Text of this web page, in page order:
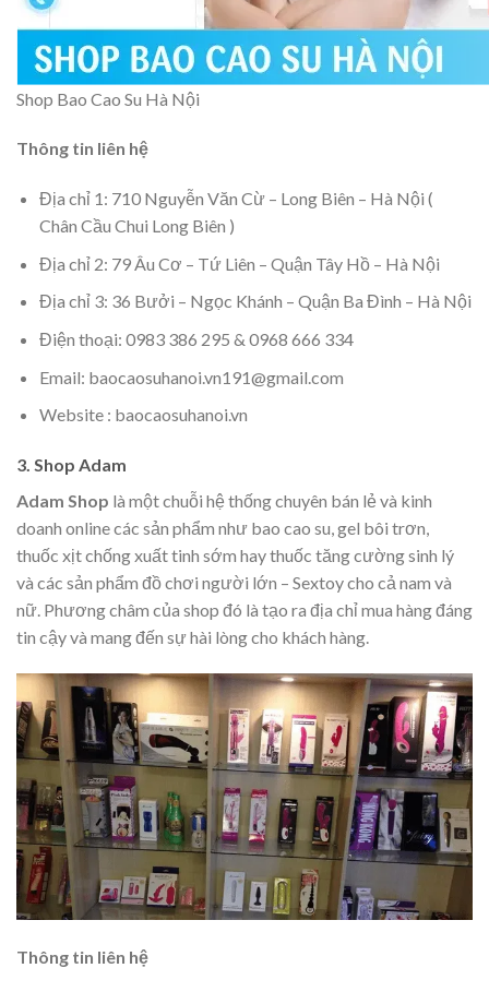
Shop Bao Cao Su Hà Nội
Thông tin liên hệ
Địa chỉ 1: 710 Nguyễn Văn Cừ – Long Biên – Hà Nội (
Chân Cầu Chui Long Biên )
Địa chỉ 2: 79 Âu Cơ – Tứ Liên – Quận Tây Hồ – Hà Nội
Địa chỉ 3: 36 Bưởi – Ngọc Khánh – Quận Ba Đình – Hà Nội
Điện thoại: 0983 386 295 & 0968 666 334
Email: baocaosuhanoi.vn191@gmail.com
Website : baocaosuhanoi.vn
3. Shop Adam
Adam Shop là một chuỗi hệ thống chuyên bán lẻ và kinh
doanh online các sản phẩm như bao cao su, gel bôi trơn,
thuốc xịt chống xuất tinh sớm hay thuốc tăng cường sinh lý
và các sản phẩm đồ chơi người lớn – Sextoy cho cả nam và
nữ. Phương châm của shop đó là tạo ra địa chỉ mua hàng đáng
tin cậy và mang đến sự hài lòng cho khách hàng.
Thông tin liên hệ